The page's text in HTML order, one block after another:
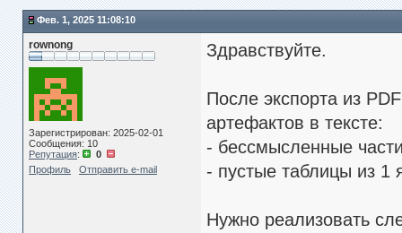
Фев. 1, 2025 11:08:10
rownong
Зарегистрирован: 2025-02-01
Сообщения: 10
Репутация:
0
Профиль
Отправить e-mail
Здравствуйте.
После экспорта из
артефактов в тексте:
- бессмысленные
- пустые таблицы из 1
Нужно реализовать